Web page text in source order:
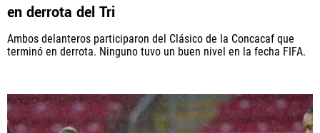
en derrota del Tri
Ambos delanteros participaron del Clásico de la Concacaf que
terminó en derrota. Ninguno tuvo un buen nivel en la fecha FIFA.